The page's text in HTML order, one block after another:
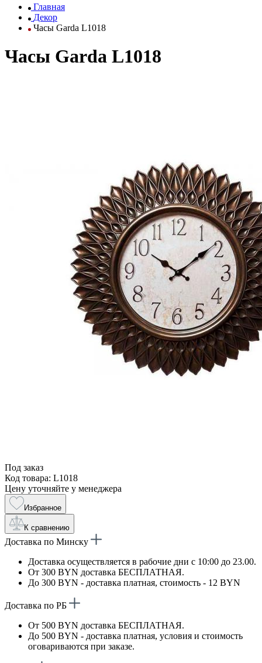
Главная
Декор
Часы Garda L1018
Часы Garda L1018
Под заказ
Код товара: L1018
Цену уточняйте у менеджера
Избранное
К сравнению
Доставка по Минску
Доставка осуществляется в рабочие дни с 10:00 до 23.00.
От 300 BYN доставка БЕСПЛАТНАЯ.
До 300 BYN - доставка платная, стоимость - 12 BYN
Доставка по РБ
От 500 BYN доставка БЕСПЛАТНАЯ.
До 500 BYN - доставка платная, условия и стоимость
оговариваются при заказе.